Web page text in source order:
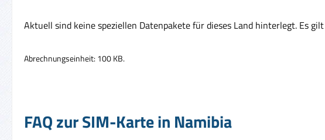
Aktuell sind keine speziellen Datenpakete für dieses Land hinterlegt. Es
Abrechnungseinheit: 100 KB.
FAQ zur SIM-Karte in Namibia